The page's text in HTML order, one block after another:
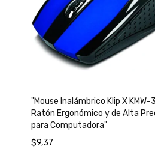
"Mouse Inalámbrico Klip X KMW-
Ratón Ergonómico y de Alta
para Computadora"
$9,37